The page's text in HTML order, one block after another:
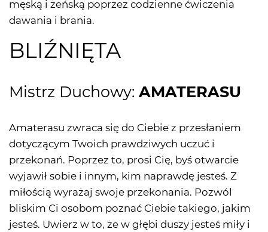
męską i żeńską poprzez codzienne ćwiczenia
dawania i brania.
BLIŹNIĘTA
Mistrz Duchowy: AMATERASU
Amaterasu zwraca się do Ciebie z przesłaniem
dotyczącym Twoich prawdziwych uczuć i
przekonań. Poprzez to, prosi Cię, byś otwarcie
wyjawił sobie i innym, kim naprawdę jesteś. Z
miłością wyrażaj swoje przekonania. Pozwól
bliskim Ci osobom poznać Ciebie takiego, jakim
jesteś. Uwierz w to, że w głębi duszy jesteś miły i